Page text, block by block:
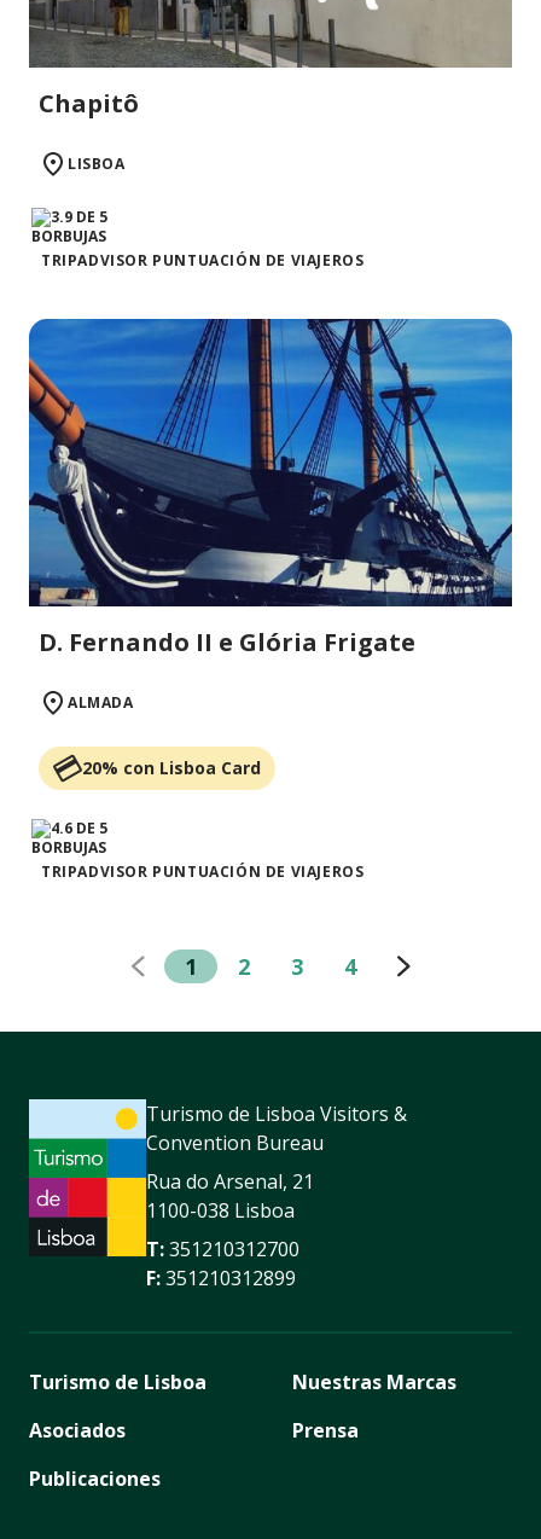
Chapitô
LISBOA
TRIPADVISOR PUNTUACIÓN DE VIAJEROS
D. Fernando II e Glória Frigate
ALMADA
20% con Lisboa Card
TRIPADVISOR PUNTUACIÓN DE VIAJEROS
1 2 3 4
Turismo de Lisboa Visitors &
Convention Bureau
Rua do Arsenal, 21
1100-038 Lisboa
T:351210312700
F:351210312899
Turismo de Lisboa
Asociados
Publicaciones
Nuestras Marcas
Prensa